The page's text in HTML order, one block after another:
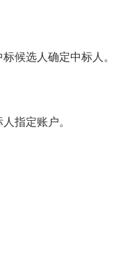
候选人确定中标人。
指定账户。